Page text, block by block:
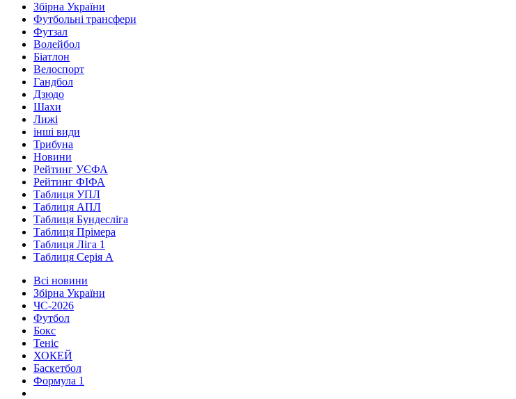
Збірна України
Футбольні трансфери
Футзал
Волейбол
Біатлон
Велоспорт
Гандбол
Дзюдо
Шахи
Лижі
інші види
Трибуна
Новини
Рейтинг УЄФА
Рейтинг ФІФА
Таблиця УПЛ
Таблиця АПЛ
Таблиця Бундесліга
Таблиця Прімера
Таблиця Ліга 1
Таблиця Серія А
Всі новини
Збірна України
ЧС-2026
Футбол
Бокс
Теніс
ХОКЕЙ
Баскетбол
Формула 1